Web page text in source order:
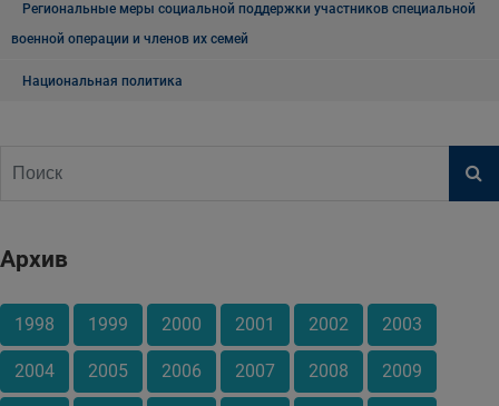
Региональные меры социальной поддержки участников специальной
военной операции и членов их семей
Национальная политика
Архив
1998 1999 2000 2001 2002 2003
2004 2005 2006 2007 2008 2009